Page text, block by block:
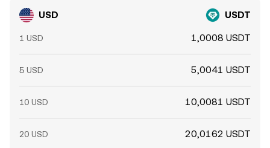
USD USDT
1 USD 1,0008 USDT
5 USD 5,0041 USDT
10 USD 10,0081 USDT
20 USD 20,0162 USDT